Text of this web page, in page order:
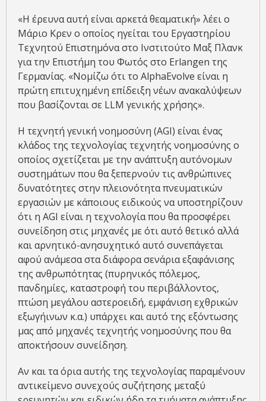
«Η έρευνα αυτή είναι αρκετά θεαματική» λέει ο
Μάριο Κρεν ο οποίος ηγείται του Εργαστηρίου
Τεχνητού Επιστημόνα στο Ινστιτούτο Μαξ Πλανκ
για την Επιστήμη του Φωτός στο Erlangen της
Γερμανίας. «Νομίζω ότι το AlphaEvolve είναι η
πρώτη επιτυχημένη επίδειξη νέων ανακαλύψεων
που βασίζονται σε LLM γενικής χρήσης».
Η τεχνητή γενική νοημοσύνη (AGI) είναι ένας
κλάδος της τεχνολογίας τεχνητής νοημοσύνης ο
οποίος σχετίζεται με την ανάπτυξη αυτόνομων
συστημάτων που θα ξεπερνούν τις ανθρώπινες
δυνατότητες στην πλειονότητα πνευματικών
εργασιών με κάποιους ειδικούς να υποστηρίζουν
ότι η AGI είναι η τεχνολογία που θα προσφέρει
συνείδηση στις μηχανές με ότι αυτό θετικό αλλά
και αρνητικό-ανησυχητικό αυτό συνεπάγεται
αφού ανάμεσα στα διάφορα σενάρια εξαφάνισης
της ανθρωπότητας (πυρηνικός πόλεμος,
πανδημίες, καταστροφή του περιβάλλοντος,
πτώση μεγάλου αστεροειδή, εμφάνιση εχθρικών
εξωγήινων κ.α.) υπάρχει και αυτό της εξόντωσης
μας από μηχανές τεχνητής νοημοσύνης που θα
αποκτήσουν συνείδηση.
Αν και τα όρια αυτής της τεχνολογίας παραμένουν
αντικείμενο συνεχούς συζήτησης μεταξύ